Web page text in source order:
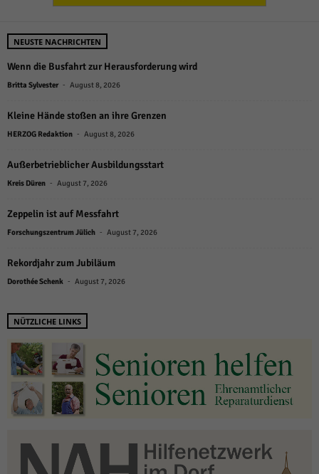
NEUSTE NACHRICHTEN
Wenn die Busfahrt zur Herausforderung wird
Britta Sylvester - August 8, 2026
Kleine Hände stoßen an ihre Grenzen
HERZOG Redaktion - August 8, 2026
Außerbetrieblicher Ausbildungsstart
Kreis Düren - August 7, 2026
Zeppelin ist auf Messfahrt
Forschungszentrum Jülich - August 7, 2026
Rekordjahr zum Jubiläum
Dorothée Schenk - August 7, 2026
NÜTZLICHE LINKS